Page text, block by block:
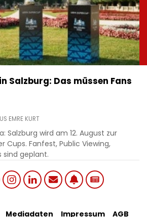
Salzburg: Das müssen Fans
EMRE KURT
Salzburg wird am 12. August zur
Cups. Fanfest, Public Viewing,
sind geplant.
Mediadaten Impressum AGB